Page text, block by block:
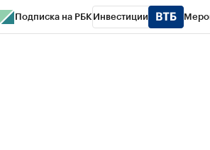
Подписка на РБК Инвестиции